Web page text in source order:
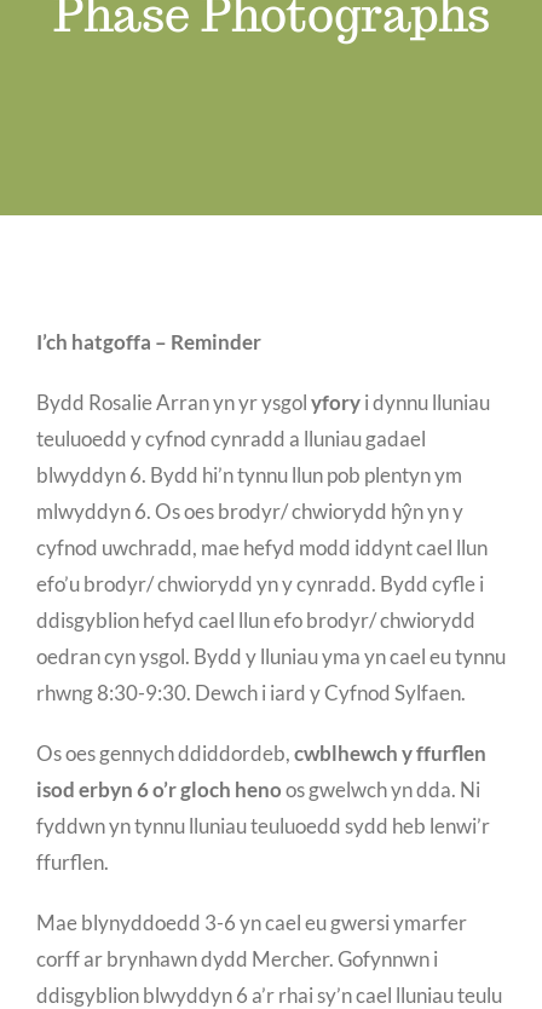
Swyddi Gwag
Phase Photographs
I’ch hatgoffa – Reminder
Bydd Rosalie Arran yn yr ysgolyforyi dynnu lluniau
teuluoedd y cyfnod cynradd a lluniau gadael
blwyddyn 6. Bydd hi’n tynnu llun pob plentyn ym
mlwyddyn 6. Os oes brodyr/ chwiorydd hŷn yn y
cyfnod uwchradd, mae hefyd modd iddynt cael llun
efo’u brodyr/ chwiorydd yn y cynradd. Bydd cyfle i
ddisgyblion hefyd cael llun efo brodyr/ chwiorydd
oedran cyn ysgol. Bydd y lluniau yma yn cael eu tynnu
rhwng 8:30-9:30. Dewch i iard y Cyfnod Sylfaen.
Os oes gennych ddiddordeb,cwblhewch y ffurflen
isod erbyn 6 o’r gloch henoos gwelwch yn dda. Ni
fyddwn yn tynnu lluniau teuluoedd sydd heb lenwi’r
ffurflen.
Mae blynyddoedd 3-6 yn cael eu gwersi ymarfer
corff ar brynhawn dydd Mercher. Gofynnwn i
ddisgyblion blwyddyn 6 a’r rhai sy’n cael lluniau teulu